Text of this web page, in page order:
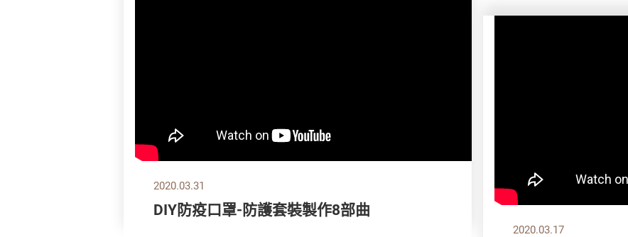
2020.03.31
DIY防疫口罩-防護套裝製作8部曲
2020.03.17